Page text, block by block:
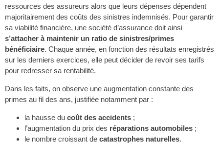
ressources des assureurs alors que leurs dépenses dépendent
majoritairement des coûts des sinistres indemnisés. Pour garantir
sa viabilité financière, une société d’assurance doit ainsi
s’attacher à maintenir un ratio de sinistres/primes
bénéficiaire. Chaque année, en fonction des résultats enregistrés
sur les derniers exercices, elle peut décider de revoir ses tarifs
pour redresser sa rentabilité.
Dans les faits, on observe une augmentation constante des
primes au fil des ans, justifiée notamment par :
la hausse du coût des accidents ;
l’augmentation du prix des réparations automobiles ;
le nombre croissant de catastrophes naturelles.